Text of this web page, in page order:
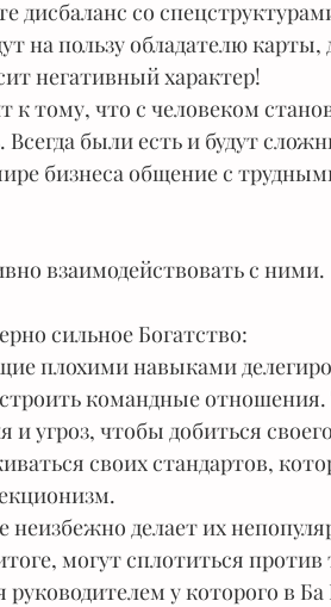
дисбаланс со
на пользу обладателю карты,
негативный характер!
тому, что с человеком
были есть и будут
бизнеса общение с
взаимодействовать с ними.
сильное Богатство:
плохими навыками
командные
и угроз, чтобы добиться
своих стандартов,
неизбежно делает их
могут сплотиться против
у которого в